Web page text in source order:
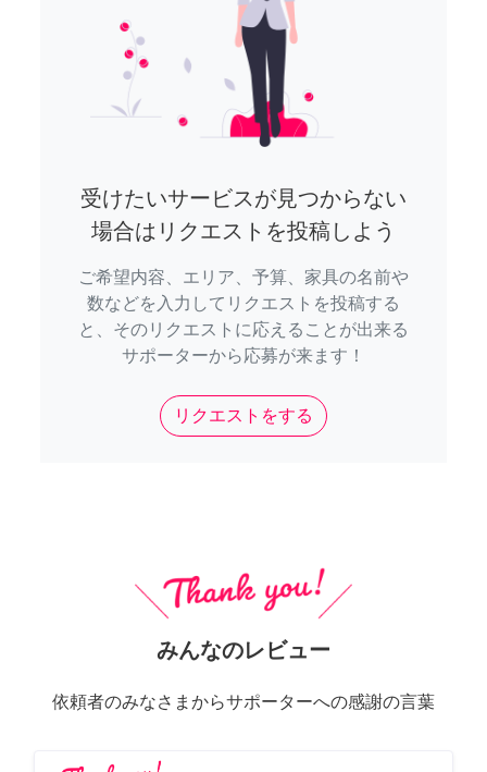
受けたいサービスが見つからない
場合はリクエストを投稿しよう
ご希望内容、エリア、予算、家具の名前や
数などを入力してリクエストを投稿する
と、そのリクエストに応えることが出来る
サポーターから応募が来ます！
リクエストをする
みんなのレビュー
依頼者のみなさまからサポーターへの感謝の言葉